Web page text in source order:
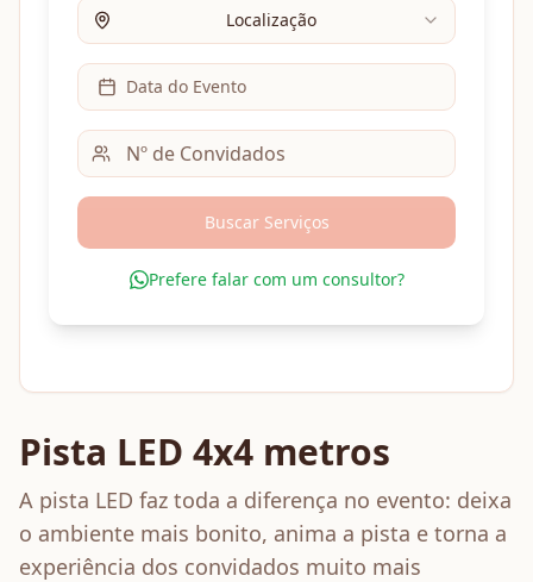
Localização
Data do Evento
Buscar Serviços
Prefere falar com um consultor?
Pista LED 4x4 metros
A pista LED faz toda a diferença no evento: deixa
o ambiente mais bonito, anima a pista e torna a
experiência dos convidados muito mais